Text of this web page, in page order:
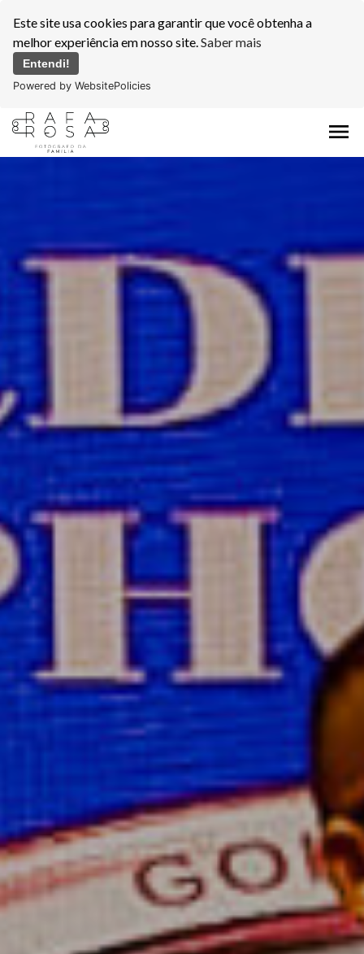
Este site usa cookies para garantir que você obtenha a
melhor experiência em nosso site.Saber mais
Entendi!
Powered by WebsitePolicies
menu